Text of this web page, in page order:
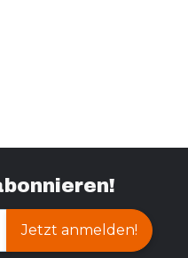
Jetzt anmelden!